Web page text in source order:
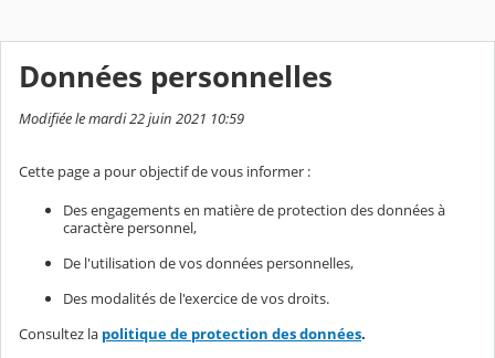
Données personnelles
Modifiée le mardi 22 juin 2021 10:59
Cette page a pour objectif de vous informer :
Des engagements en matière de protection des données à
caractère personnel,
De l'utilisation de vos données personnelles,
Des modalités de l'exercice de vos droits.
Consultez la politique de protection des données.